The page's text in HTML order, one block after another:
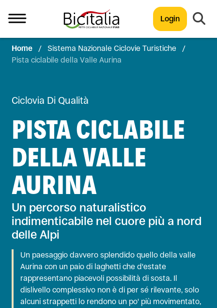
Login
TUTTO
Home / Sistema Nazionale Ciclovie Turistiche
/
Pista ciclabile della Valle Aurina
Ciclovia Di Qualità
PISTA CICLABILE
DELLA VALLE
AURINA
Un percorso naturalistico
indimenticabile nel cuore più a nord
delle Alpi
Un paesaggio davvero splendido quello della valle
Aurina con un paio di laghetti che d'estate
rappresentano piacevoli possibilità di sosta. Il
dislivello complessivo non è di per sé rilevante, solo
alcuni strappetti lo rendono un po' più movimentato,